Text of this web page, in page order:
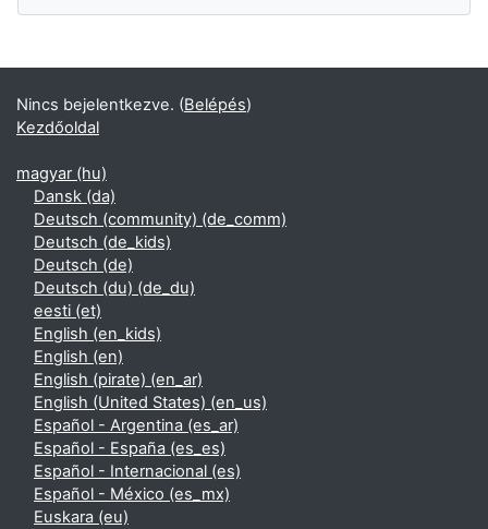
Kiegészítő blokkok
Nincs bejelentkezve. (Belépés)
Kezdőoldal
magyar ‎(hu)‎
Dansk ‎(da)‎
Deutsch (community) ‎(de_comm)‎
Deutsch ‎(de_kids)‎
Deutsch ‎(de)‎
Deutsch (du) ‎(de_du)‎
eesti ‎(et)‎
English ‎(en_kids)‎
English ‎(en)‎
English (pirate) ‎(en_ar)‎
English (United States) ‎(en_us)‎
Español - Argentina ‎(es_ar)‎
Español - España ‎(es_es)‎
Español - Internacional ‎(es)‎
Español - México ‎(es_mx)‎
Euskara ‎(eu)‎